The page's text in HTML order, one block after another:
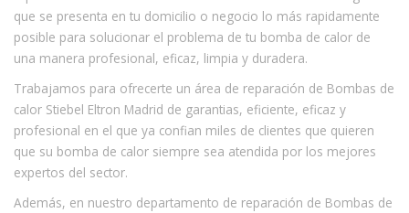
que se presenta en tu domicilio o negocio lo más rapidamente
posible para solucionar el problema de tu bomba de calor de
una manera profesional, eficaz, limpia y duradera.
Trabajamos para ofrecerte un área de reparación de Bombas de
calor Stiebel Eltron Madrid de garantias, eficiente, eficaz y
profesional en el que ya confian miles de clientes que quieren
que su bomba de calor siempre sea atendida por los mejores
expertos del sector.
Además, en nuestro departamento de reparación de Bombas de